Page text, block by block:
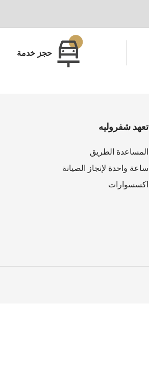
حجز خدمة
تعهد شفروليه
المساعدة الطريق
ساعة واحدة لإنجاز الصيانة
اكسسوارات